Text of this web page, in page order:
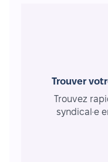
Trouver
Trouvez
syndical·e